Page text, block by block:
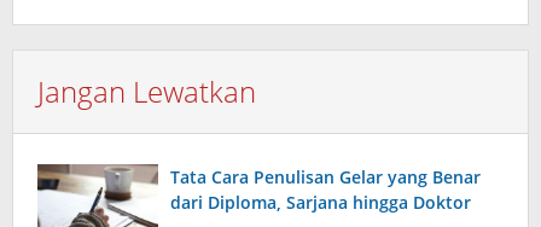
Jangan Lewatkan
Tata Cara Penulisan Gelar yang Benar
dari Diploma, Sarjana hingga Doktor